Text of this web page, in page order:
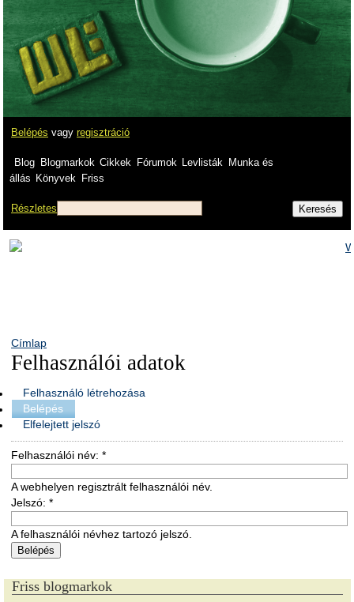
Belépés vagy regisztráció
Blog Blogmarkok Cikkek Fórumok Levlisták
Munka és
állás Könyvek Friss
Részletes
Címlap
Felhasználói adatok
Felhasználó létrehozása
Belépés
Elfelejtett jelszó
Felhasználói név: *
A webhelyen regisztrált felhasználói név.
Jelszó: *
A felhasználói névhez tartozó jelszó.
Friss blogmarkok